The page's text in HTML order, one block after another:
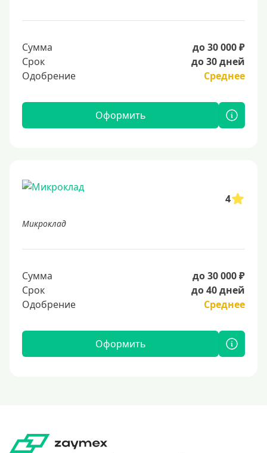
Сумма
до 30 000 ₽
Срок
до 30 дней
Одобрение
Среднее
Оформить
4
Микроклад
Сумма
до 30 000 ₽
Срок
до 40 дней
Одобрение
Среднее
Оформить